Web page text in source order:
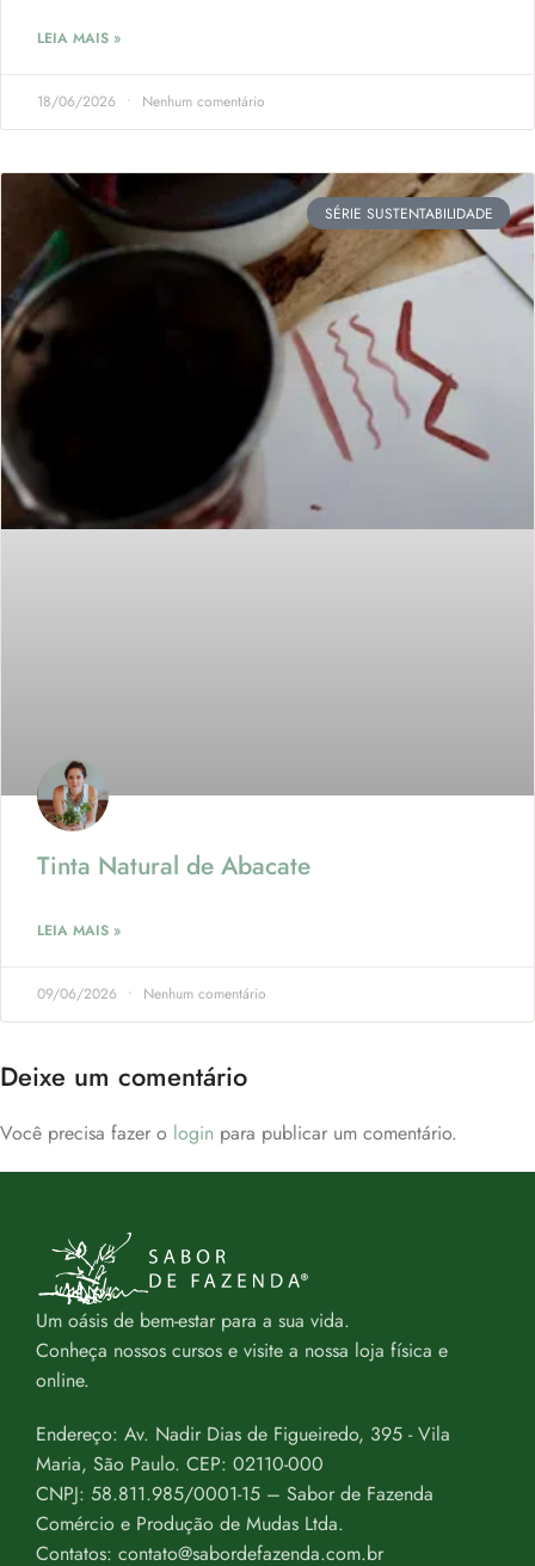
LEIA MAIS »
18/06/2026 Nenhum comentário
SÉRIE SUSTENTABILIDADE
Tinta Natural de Abacate
LEIA MAIS »
09/06/2026 Nenhum comentário
Deixe um comentário
Você precisa fazer o login para publicar um comentário.
Um oásis de bem-estar para a sua vida.
Conheça nossos cursos e visite a nossa loja física e
online.
Endereço: Av. Nadir Dias de Figueiredo, 395 - Vila
Maria, São Paulo. CEP: 02110-000
CNPJ: 58.811.985/0001-15 – Sabor de Fazenda
Comércio e Produção de Mudas Ltda.
Contatos: contato@sabordefazenda.com.br